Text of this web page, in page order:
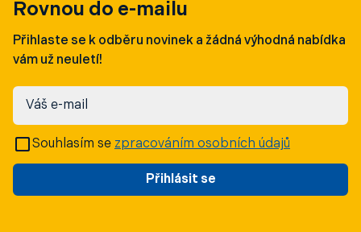
Rovnou do e-mailu
Přihlaste se k odběru novinek a žádná výhodná nabídka
vám už neuletí!
Váš e-mail
Přihlásit se
Souhlasím se zpracováním osobních údajů